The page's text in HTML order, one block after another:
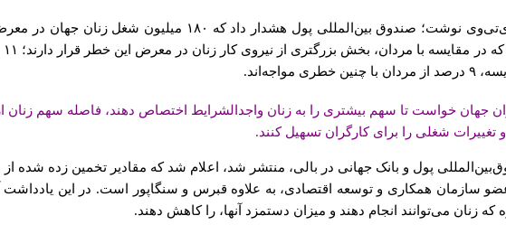
مهر به نقل از ان‌دی‌تی‌وی نوشت؛ صندوق بین‌المللی پول
جهان خواست تا سهم بیشتری را به زنان واجدالشرایط اختصاص دهند، فاصله سهم زنان
تغییرات شغلی را برای کارگران تسهیل کنند.
پول و بانک جهانی در بالی، منتشر شد، اعلام شد که مقادیر تخمین زده
که شامل ۲۸ کشور عضو سازمان همکاری و توسعه اقتصادی، به علاوه قبرس و سنگاپور است. در این
زنان می‌توانند انجام دهند و میزان دستمزد آنها، را کاهش دهند.